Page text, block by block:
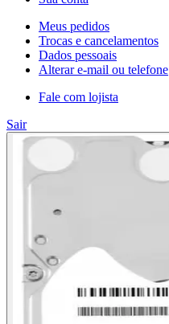
Meus pedidos
Trocas e cancelamentos
Dados pessoais
Alterar e-mail ou telefone
Fale com lojista
Sair